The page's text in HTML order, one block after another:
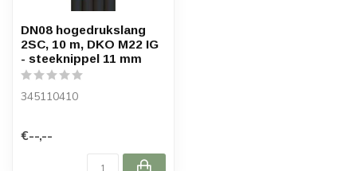
DN08 hogedrukslang
2SC, 10 m, DKO M22 IG
- steeknippel 11 mm
345110410
€--,--